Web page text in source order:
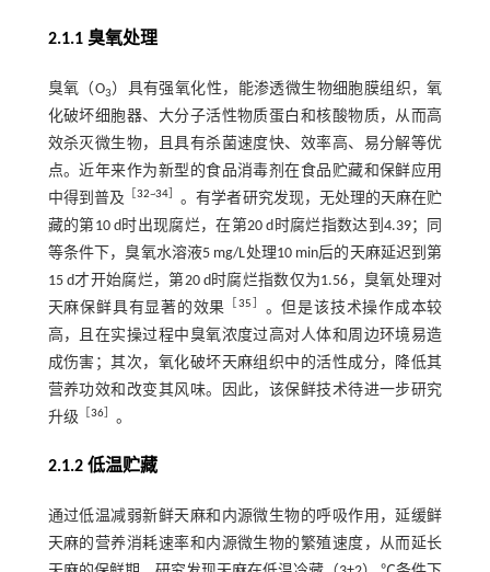
2.1.1 臭氧处理
臭氧（O3）具有强氧化性，能渗透微生物细胞膜组织，氧
化破坏细胞器、大分子活性物质蛋白和核酸物质，从而高
效杀灭微生物，且具有杀菌速度快、效率高、易分解等优
点。近年来作为新型的食品消毒剂在食品贮藏和保鲜应用
中得到普及 ［32~34
。有学者研究发现，无处理的天麻在贮
藏的第10 d时出现腐烂，在第20 d时腐烂指数达到4.39；同
等条件下，臭氧水溶液5 mg/L处理10 min后的天麻延迟到第
15 d才开始腐烂，第20 d时腐烂指数仅为1.56，臭氧处理对
天麻保鲜具有显著的效果
［35
。但是该技术操作成本较
高，且在实操过程中臭氧浓度过高对人体和周边环境易造
成伤害；其次，氧化破坏天麻组织中的活性成分，降低其
营养功效和改变其风味。因此，该保鲜技术待进一步研究
升级
36］ 。
2.1.2 低温贮藏
通过低温减弱新鲜天麻和内源微生物的呼吸作用，延缓鲜
天麻的营养消耗速率和内源微生物的繁殖速度，从而延长